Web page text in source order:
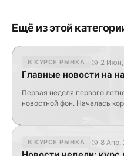
Ещё из этой
В КУРСЕ РЫНКА 2
Главные новости на
Первая неделя первого
новостной фон. Началась
месяца упал почти на 10%,
В КУРСЕ РЫНКА 8 Апр,